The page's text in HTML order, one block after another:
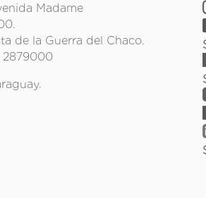
Madame
de la Guerra del Chaco.
2879000